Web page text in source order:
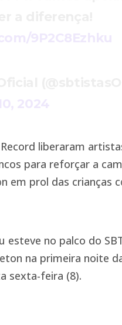
liberaram
para reforçar a
em prol das crianças
esteve no palco do
na primeira noite
sexta-feira (8).